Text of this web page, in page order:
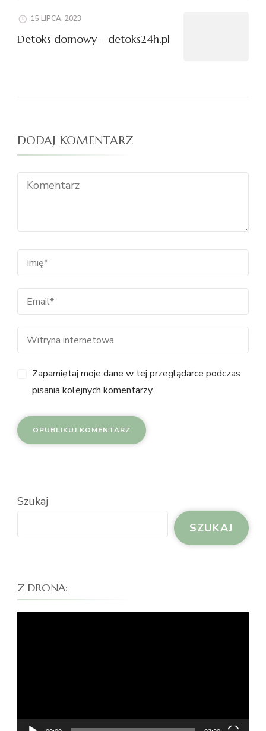
15 LIPCA, 2023
Detoks domowy – detoks24h.pl
DODAJ KOMENTARZ
Zapamiętaj moje dane w tej przeglądarce podczas
pisania kolejnych komentarzy.
Szukaj
SZUKAJ
Z DRONA: